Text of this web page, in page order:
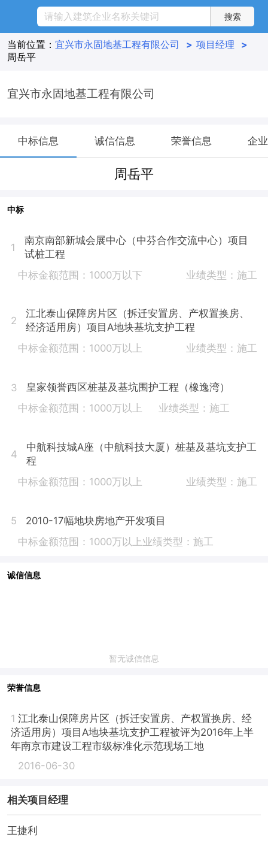
当前位置： 宜兴市永固地基工程有限公司 > 项目经理
>
周岳平
宜兴市永固地基工程有限公司
中标信息 诚信信息 荣誉信息 企
周岳平
中标
1
南京南部新城会展中心（中芬合作交流中心）项目
试桩工程
中标金额范围：1000万以下
业绩类型：施工
2
江北泰山保障房片区（拆迁安置房、产权置换房、
经济适用房）项目A地块基坑支护工程
中标金额范围：1000万以上
业绩类型：施工
3
皇家领誉西区桩基及基坑围护工程（橡逸湾）
中标金额范围：1000万以上
业绩类型：施工
4
中航科技城A座（中航科技大厦）桩基及基坑支护工
程
中标金额范围：1000万以上
业绩类型：施工
5
2010-17幅地块房地产开发项目
中标金额范围：1000万以上业绩类型：施工
诚信信息
暂无诚信信息
荣誉信息
1 江北泰山保障房片区（拆迁安置房、产权置换房、经
济适用房）项目A地块基坑支护工程被评为2016年上半
年南京市建设工程市级标准化示范现场工地
2016-06-30
相关项目经理
王捷利